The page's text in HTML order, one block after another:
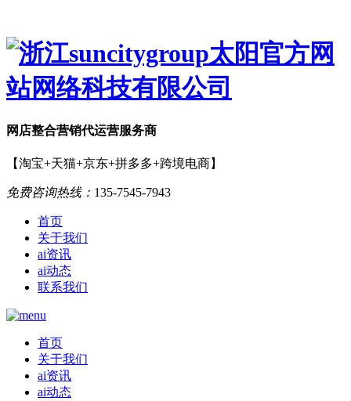
网店整合营销代运营服务商
【淘宝+天猫+京东+拼多多+跨境电商】
免费咨询热线： 135-7545-7943
首页
关于我们
ai资讯
ai动态
联系我们
首页
关于我们
ai资讯
ai动态